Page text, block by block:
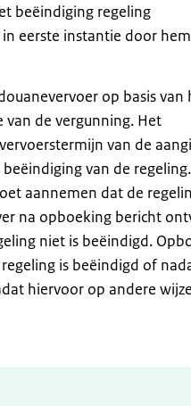
beëindiging regeling
eerste instantie door hem
op basis van
de vergunning. Het
van de
van de
aannemen dat de
na opboeking bericht
niet is beëindigd.
is beëindigd of
hiervoor op andere